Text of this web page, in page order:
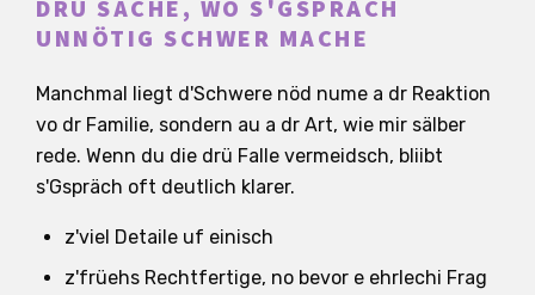
DRÜ SACHE, WO S'GSPRÄCH
UNNÖTIG SCHWER MACHE
Manchmal liegt d'Schwere nöd nume a dr Reaktion
vo dr Familie, sondern au a dr Art, wie mir sälber
rede. Wenn du die drü Falle vermeidsch, bliibt
s'Gspräch oft deutlich klarer.
z'viel Detaile uf einisch
z'früehs Rechtfertige, no bevor e ehrlechi Frag